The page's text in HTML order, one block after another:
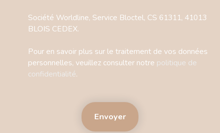
Société Worldline, Service Bloctel, CS 61311, 41013
BLOIS CEDEX.
Pour en savoir plus sur le traitement de vos données
personnelles, veuillez consulter notre politique de
confidentialité.
Envoyer